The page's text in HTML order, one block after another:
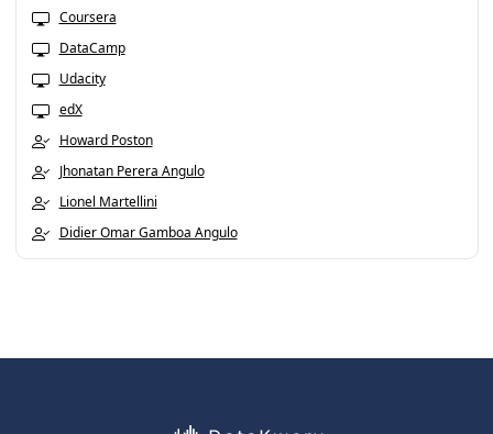
Coursera
DataCamp
Udacity
edX
Howard Poston
Jhonatan Perera Angulo
Lionel Martellini
Didier Omar Gamboa Angulo